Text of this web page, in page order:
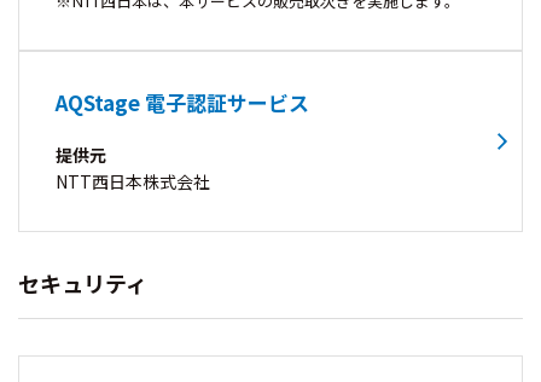
AQStage 電子認証サービス
提供元
NTT西日本株式会社
セキュリティ